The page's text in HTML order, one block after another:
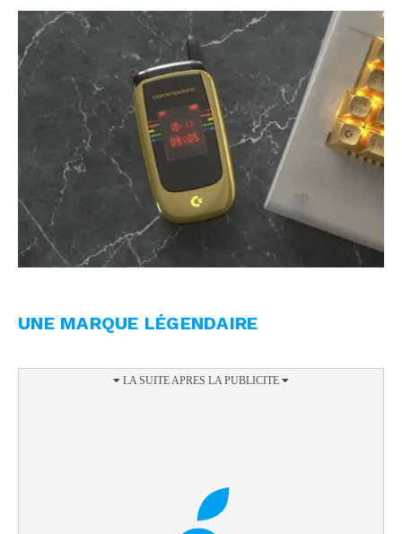
UNE MARQUE LÉGENDAIRE